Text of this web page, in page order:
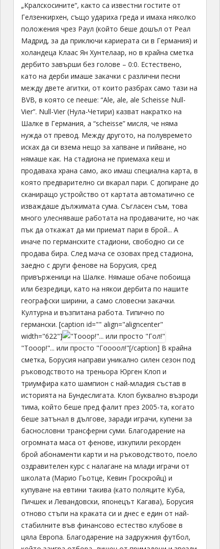
„Кралскосините“, както са известни гостите от
Гелзенкирхен, също удариха греда и имаха няколко
положения чрез Раул (който беше дошъл от Реал
Мадрид, за да приключи кариерата си в Германия) и
холандеца Клаас Ян Хунтелаар, но в крайна сметка
дербито завърши без голове – 0:0. Естествено,
като на дерби имаше закачки с различни песни
между двете агитки, от които разбрах само тази на
BVB, в която се пееше: “Ale, ale, ale Scheisse Null-
Vier”. Null-Vier (Нула-Четири) казват накратко на
Шалке в Германия, а “scheisse” мисля, че няма
нужда от превод. Между другото, на полувремето
исках да си взема нещо за хапване и пийване, но
нямаше как. На стадиона не приемаха кеш и
продаваха храна само, ако имаш специална карта, в
която предварително си вкарал пари. С допиране до
сканиращо устройство от картата автоматично се
изваждаше дължимата сума. Съгласен съм, това
много улесняваше работата на продавачите, но чак
пък да откажат да ми приемат пари в брой... А
иначе по германските стадиони, свободно си се
продава бира. След мача се озовах пред стадиона,
заедно с други фенове на Борусия, сред
привърженици на Шалке. Нямаше обаче побоища
или безредици, като на някои дербита по нашите
географски ширини, а само словесни закачки.
Културна и възпитана работа. Типично по
германски. [caption id="" align="aligncenter"
width="622"]
"Тооор!"... или просто "Гоооол!"[/caption] В крайна
сметка, Борусия направи уникално силен сезон под
ръководството на треньора Юрген Клоп и
триумфира като шампион с най-младия състав в
историята на Бундеслигата. Клоп буквално възроди
тима, който беше пред фалит през 2005-та, когато
беше затънал в дългове, заради играчи, купени за
баснословни трансферни суми. Благодарение на
огромната маса от фенове, изкупили рекорден
брой абонаменти карти и на ръководството, поело
оздравителен курс с налагане на млади играчи от
школата (Марио Гьотце, Кевин Гроскройц) и
купуване на евтини такива (като поляците Куба,
Пичшек и Левандовски, японецът Кагава), Борусия
отново стъпи на краката си и днес е един от най-
стабилните във финансово естество клубове в
цяла Европа. Благодарение на задружния футбол,